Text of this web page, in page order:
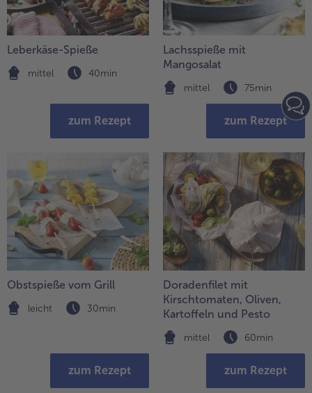
Leberkäse-Spieße
mittel 40min
zum Rezept
Lachsspieße mit
Mangosalat
mittel 75min
zum Rezept
Obstspieße vom Grill
leicht 30min
zum Rezept
Doradenfilet mit
Kirschtomaten, Oliven,
Kartoffeln und Pesto
mittel 60min
zum Rezept